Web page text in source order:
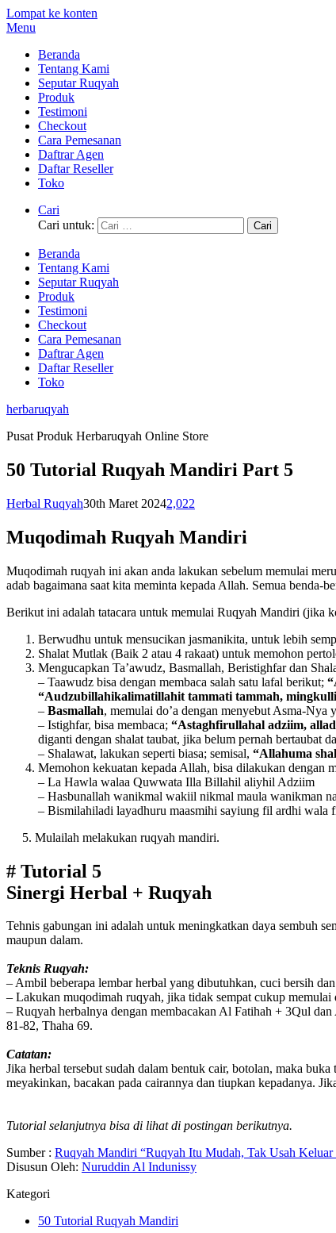
Lompat ke konten
Menu
Beranda
Tentang Kami
Seputar Ruqyah
Produk
Testimoni
Checkout
Cara Pemesanan
Daftrar Agen
Daftar Reseller
Toko
Cari
Cari untuk:
Beranda
Tentang Kami
Seputar Ruqyah
Produk
Testimoni
Checkout
Cara Pemesanan
Daftrar Agen
Daftar Reseller
Toko
herbaruqyah
Pusat Produk Herbaruqyah Online Store
50 Tutorial Ruqyah Mandiri Part 5
Herbal Ruqyah30th Maret 20242,022
Muqodimah Ruqyah Mandiri
Muqodimah ruqyah ini akan anda lakukan sebelum memulai
adab bagaimana saat kita meminta kepada Allah. Semua benda-
Berikut ini adalah tatacara untuk memulai Ruqyah Mandiri (jika
Berwudhu untuk mensucikan jasmanikita, untuk lebih
Shalat Mutlak (Baik 2 atau 4 rakaat) untuk memohon
Mengucapkan Ta’awudz, Basmallah, Beristighfar dan
– Taawudz bisa dengan membaca salah satu lafal berikut;
“Audzubillahikalimatillahit tammati tammah,
– Basmallah, memulai do’a dengan menyebut Asma-Nya
– Istighfar, bisa membaca; “Astaghfirullahal adziim,
diganti dengan shalat taubat, jika belum pernah bertaubat
– Shalawat, lakukan seperti biasa; semisal, “Allahuma
Memohon kekuatan kepada Allah, bisa dilakukan dengan
– La Hawla walaa Quwwata Illa Billahil aliyhil Adziim
– Hasbunallah wanikmal wakiil nikmal maula wanikman
– Bismilahiladi layadhuru maasmihi sayiung fil ardhi wala
5. Mulailah melakukan ruqyah mandiri.
# Tutorial 5
Sinergi Herbal + Ruqyah
Tehnis gabungan ini adalah untuk meningkatkan daya sembuh
maupun dalam.
Teknis Ruqyah:
– Ambil beberapa lembar herbal yang dibutuhkan, cuci bersih
– Lakukan muqodimah ruqyah, jika tidak sempat cukup memulai
– Ruqyah herbalnya dengan membacakan Al Fatihah + 3Qul
81-82, Thaha 69.
Catatan:
Jika herbal tersebut sudah dalam bentuk cair, botolan, maka
meyakinkan, bacakan pada cairannya dan tiupkan kepadanya.
Tutorial selanjutnya bisa di lihat di postingan berikutnya.
Sumber : Ruqyah Mandiri “Ruqyah Itu Mudah, Tak Usah Keluar
Disusun Oleh: Nuruddin Al Indunissy
Kategori
50 Tutorial Ruqyah Mandiri